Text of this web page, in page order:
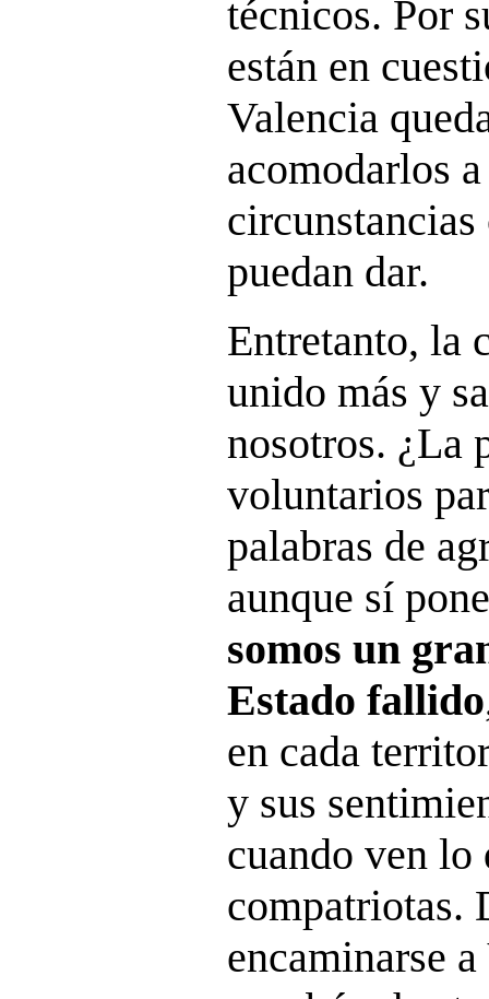
técnicos. Por
están en
Valencia
acomodarlos
puedan dar.
Entretanto, la
unido más y
nosotros. ¿La
voluntarios
palabras de
aunque sí
somos un
Estado fallido
en cada
y sus
cuando ven lo
compatriotas.
encaminarse